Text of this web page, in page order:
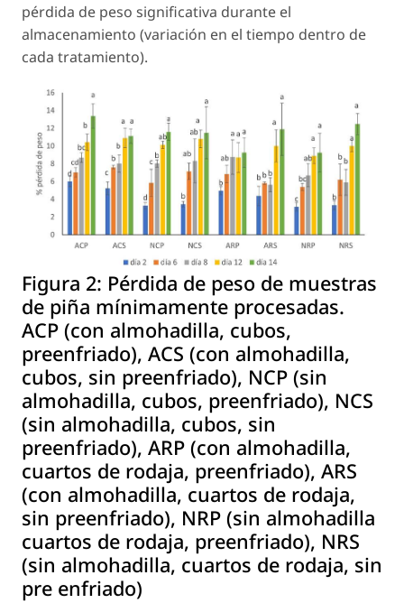
pérdida de peso significativa durante el
almacenamiento (variación en el tiempo dentro de
cada tratamiento).
Figura 2: Pérdida de peso de muestras
de piña mínimamente procesadas.
ACP (con almohadilla, cubos,
preenfriado), ACS (con almohadilla,
cubos, sin preenfriado), NCP (sin
almohadilla, cubos, preenfriado), NCS
(sin almohadilla, cubos, sin
preenfriado), ARP (con almohadilla,
cuartos de rodaja, preenfriado), ARS
(con almohadilla, cuartos de rodaja,
sin preenfriado), NRP (sin almohadilla
cuartos de rodaja, preenfriado), NRS
(sin almohadilla, cuartos de rodaja, sin
pre enfriado)